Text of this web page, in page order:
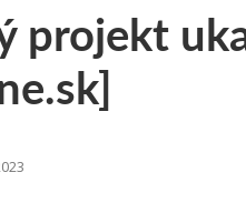
projekt